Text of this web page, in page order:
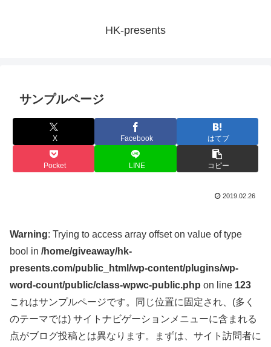
HK-presents
サンプルページ
X Facebook はてブ
Pocket LINE コピー
2019.02.26
Warning: Trying to access array offset on value of type
bool in /home/giveaway/hk-
presents.com/public_html/wp-content/plugins/wp-
word-count/public/class-wpwc-public.php on line 123
これはサンプルページです。同じ位置に固定され、(多く
のテーマでは) サイトナビゲーションメニューに含まれる
点がブログ投稿とは異なります。まずは、サイト訪問者に